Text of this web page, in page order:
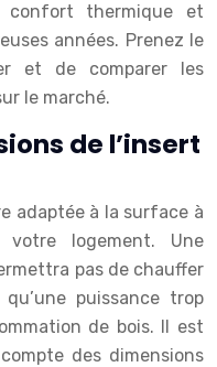
confort thermique et
années. Prenez le
et de comparer les
le marché.
de l’insert
adaptée à la surface à
logement. Une
pas de chauffer
puissance trop
de bois. Il est
des dimensions